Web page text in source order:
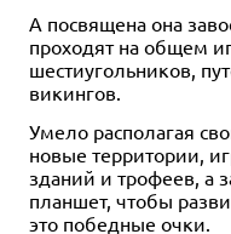
А посвящена она
проходят на общем
шестиугольников,
викингов.
Умело располагая
новые территории,
зданий и трофеев, а
планшет, чтобы
это победные очки.